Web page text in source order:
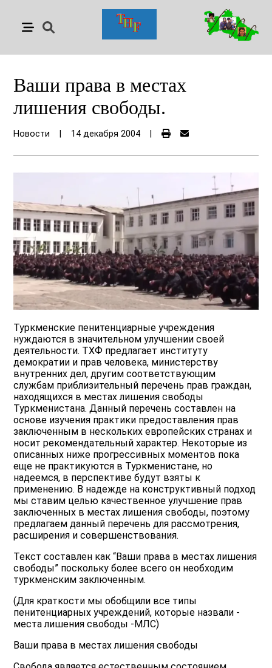
Ваши права в местах
лишения свободы.
Новости 14 декабря 2004
Туркменские пенитенциарные учреждения
нуждаются в значительном улучшении своей
деятельности. ТХФ предлагает институту
демократии и прав человека, министерству
внутренних дел, другим соответствующим
службам приблизительный перечень прав граждан,
находящихся в местах лишения свободы
Туркменистана. Данный перечень составлен на
основе изучения практики предоставления прав
заключенным в нескольких европейских странах и
носит рекомендательный характер. Некоторые из
описанных ниже прогрессивных моментов пока
еще не практикуются в Туркменистане, но
надеемся, в перспективе будут взяты к
применению. В надежде на конструктивный подход
мы ставим целью качественное улучшение прав
заключенных в местах лишения свободы, поэтому
предлагаем данный перечень для рассмотрения,
расширения и совершенствования.
Текст составлен как “Ваши права в местах лишения
свободы” поскольку более всего он необходим
туркменским заключенным.
(Для краткости мы обобщили все типы
пенитенциарных учреждений, которые назвали -
места лишения свободы -МЛС)
Ваши права в местах лишения свободы